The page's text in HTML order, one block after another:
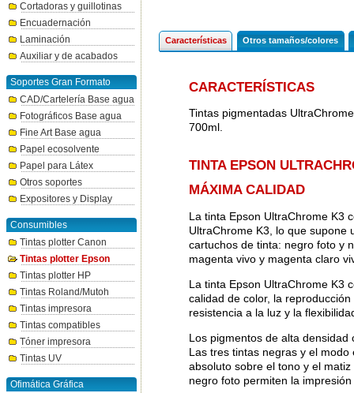
Cortadoras y guillotinas
Encuadernación
Laminación
Auxiliar y de acabados
Soportes Gran Formato
CAD/Cartelería Base agua
Fotográficos Base agua
Fine Art Base agua
Papel ecosolvente
Papel para Látex
Otros soportes
Expositores y Display
Consumibles
Tintas plotter Canon
Tintas plotter Epson
Tintas plotter HP
Tintas Roland/Mutoh
Tintas impresora
Tintas compatibles
Tóner impresora
Tintas UV
Ofimática Gráfica
Características Otros tamaños/colores
CARACTERÍSTICAS
Tintas pigmentadas
700ml.
TINTA EPSON
MÁXIMA CALIDAD
La tinta Epson UltraChrome K3
UltraChrome K3, lo que supone
cartuchos de tinta: negro foto y
magenta vivo y magenta claro
La tinta Epson UltraChrome K3
calidad de color, la
resistencia a la luz y la
Los pigmentos de alta
Las tres tintas negras y el
absoluto sobre el tono y el
negro foto permiten la